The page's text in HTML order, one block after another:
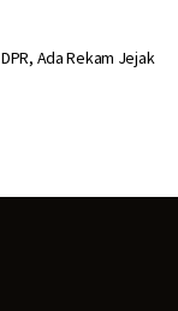
Ada Rekam Jejak